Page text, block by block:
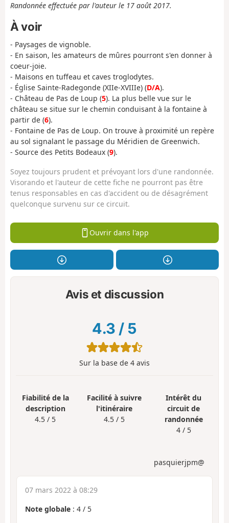
Randonnée effectuée par l'auteur le 17 août 2017.
À voir
- Paysages de vignoble.
- En saison, les amateurs de mûres pourront s'en donner à
coeur-joie.
- Maisons en tuffeau et caves troglodytes.
- Église Sainte-Radegonde (XIIe-XVIIIe) (D/A).
- Château de Pas de Loup (5). La plus belle vue sur le
château se situe sur le chemin conduisant à la fontaine à
partir de (6).
- Fontaine de Pas de Loup. On trouve à proximité un repère
au sol signalant le passage du Méridien de Greenwich.
- Source des Petits Bodeaux (9).
Soyez toujours prudent et prévoyant lors d'une randonnée.
Visorando et l'auteur de cette fiche ne pourront pas être
tenus responsables en cas d'accident ou de désagrément
quelconque survenu sur ce circuit.
Ouvrir dans l'app
Avis et discussion
4.3 / 5
Sur la base de 4 avis
Fiabilité de la
description
4.5 / 5
Facilité à suivre
l'itinéraire
4.5 / 5
Intérêt du
circuit de
randonnée
4 / 5
pasquierjpm@
07 mars 2022 à 08:29
Note globale : 4 / 5